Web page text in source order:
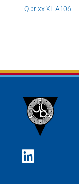
Q.brixx XL A106